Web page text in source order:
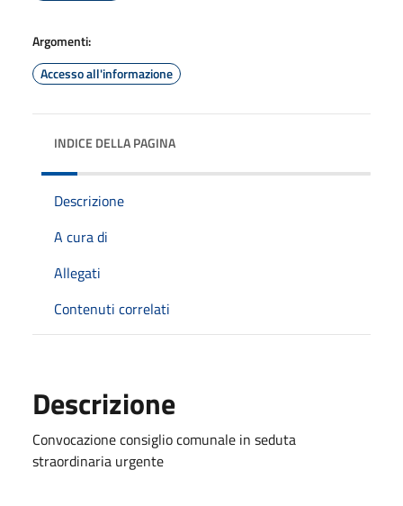
Argomenti:
Accesso all'informazione
INDICE DELLA PAGINA
Descrizione
A cura di
Allegati
Contenuti correlati
Descrizione
Convocazione consiglio comunale in seduta
straordinaria urgente